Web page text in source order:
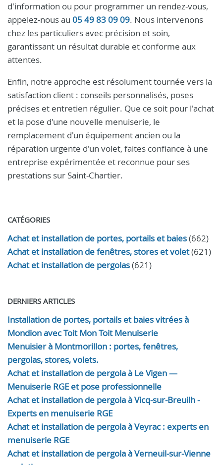
d'information ou pour programmer un rendez-vous,
appelez-nous au 05 49 83 09 09. Nous intervenons
chez les particuliers avec précision et soin,
garantissant un résultat durable et conforme aux
attentes.
Enfin, notre approche est résolument tournée vers la
satisfaction client : conseils personnalisés, poses
précises et entretien régulier. Que ce soit pour l'achat
et la pose d'une nouvelle menuiserie, le
remplacement d'un équipement ancien ou la
réparation urgente d'un volet, faites confiance à une
entreprise expérimentée et reconnue pour ses
prestations sur Saint-Chartier.
CATÉGORIES
Achat et installation de portes, portails et baies(662)
Achat et installation de fenêtres, stores et volet(621)
Achat et installation de pergolas(621)
DERNIERS ARTICLES
Installation de portes, portails et baies vitrées à
Mondion avec Toit Mon Toit Menuiserie
Menuisier à Montmorillon : portes, fenêtres,
pergolas, stores, volets.
Achat et installation de pergola à Le Vigen —
Menuiserie RGE et pose professionnelle
Achat et installation de pergola à Vicq-sur-Breuilh -
Experts en menuiserie RGE
Achat et installation de pergola à Veyrac : experts en
menuiserie RGE
Achat et installation de pergola à Verneuil-sur-Vienne